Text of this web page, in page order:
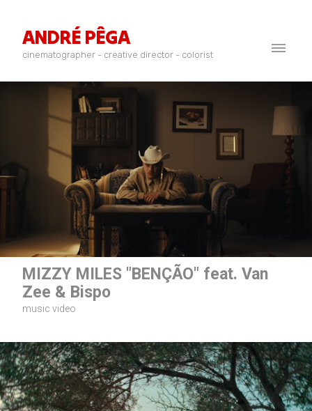
ANDRÉ PÊGA
cinematographer - creative director - colorist
MIZZY MILES "BENÇÃO" feat. Van
Zee & Bispo
music video